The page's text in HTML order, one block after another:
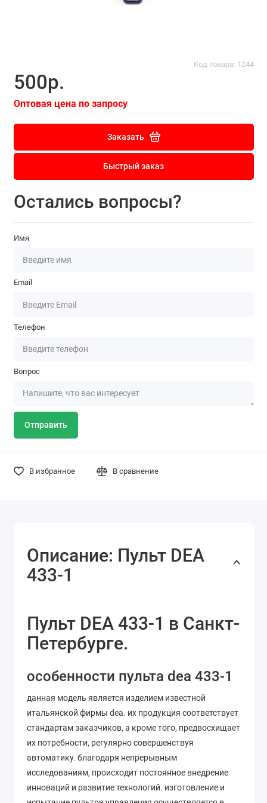
Код товара: 1244
500р.
Оптовая цена по запросу
Заказать
Быстрый заказ
Остались вопросы?
Имя
Email
Телефон
Вопрос
Отправить
В избранное В сравнение
Описание: Пульт DEA
433-1
Пульт DEA 433-1 в Санкт-
Петербурге.
особенности пульта dea 433-1
данная модель является изделием известной
итальянской фирмы dea. их продукция соответствует
стандартам заказчиков, а кроме того, предвосхищает
их потребности, регулярно совершенствуя
автоматику. благодаря непрерывным
исследованиям, происходит постоянное внедрение
инноваций и развитие технологий. изготовление и